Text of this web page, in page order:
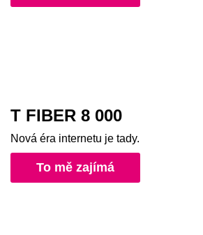
T FIBER 8 000
Nová éra internetu je tady.
To mě zajímá